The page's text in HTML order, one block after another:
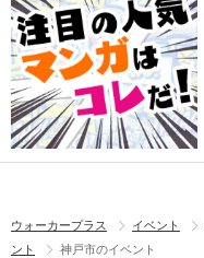
ウォーカープラス イベント
ント
神戸市のイベント